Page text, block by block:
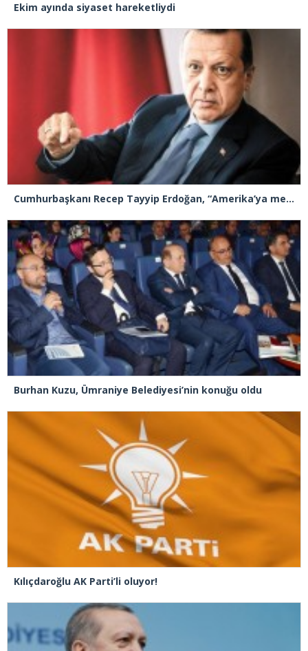
Ekim ayında siyaset hareketliydi
Cumhurbaşkanı Recep Tayyip Erdoğan, “Amerika’ya medeni demem”
Burhan Kuzu, Ümraniye Belediyesi’nin konuğu oldu
Kılıçdaroğlu AK Parti’li oluyor!